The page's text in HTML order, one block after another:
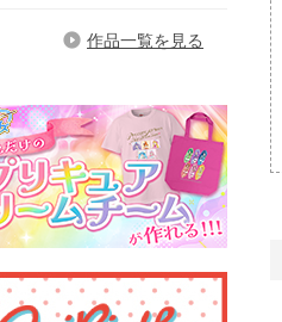
作品一覧を見る